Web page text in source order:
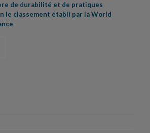
de durabilité et de pratiques
le classement établi par la World